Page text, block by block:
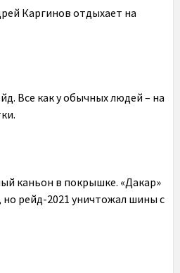
Каргинов отдыхает на
Все как у обычных людей – на
каньон в покрышке. «Дакар»
рейд-2021 уничтожал шины с